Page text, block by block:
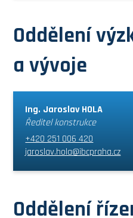
Oddělení
a vývoje
Ing. Jaroslav HOLA
Ředitel konstrukce
+420 251 006 420
jaroslav.hola@ibcpraha.cz
Oddělení